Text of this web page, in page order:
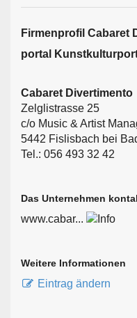
Firmen­profil Cabaret
portal
Cabaret Divertimento
Zelglistrasse 25
c/o Music & Artist
5442 Fislisbach bei
Tel.: 056 493 32 42
Das Unternehmen
www.cabar...
Weitere Informationen
Eintrag ändern